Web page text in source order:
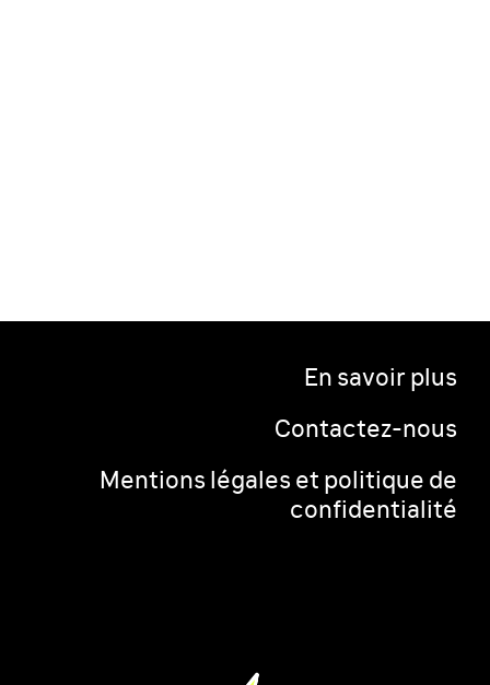
En savoir plus
Contactez-nous
Mentions légales et politique de
confidentialité